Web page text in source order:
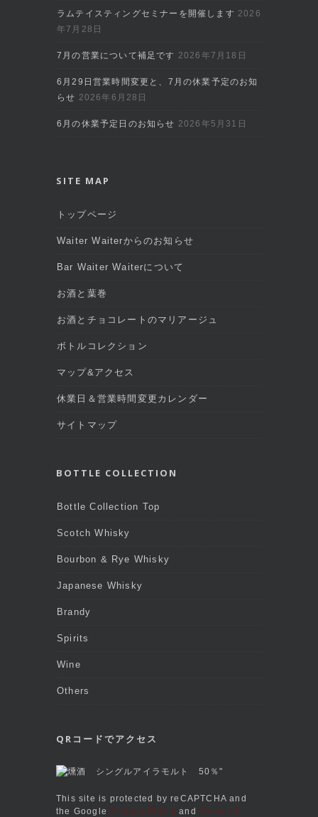
ラムテイスティングセミナーを開催します 2026
年7月28日
7月の営業について補足です 2026年7月18日
6月29日営業時間変更と、7月の休業予定のお知
らせ 2026年6月28日
6月の休業予定日のお知らせ 2026年5月31日
SITE MAP
トップページ
Waiter Waiterからのお知らせ
Bar Waiter Waiterについて
お酒と葉巻
お酒とチョコレートのマリアージュ
ボトルコレクション
マップ&アクセス
休業日＆営業時間変更カレンダー
サイトマップ
BOTTLE COLLECTION
Bottle Collection Top
Scotch Whisky
Bourbon & Rye Whisky
Japanese Whisky
Brandy
Spirits
Wine
Others
QRコードでアクセス
This site is protected by reCAPTCHA and
the Google Privacy Policy andTerms of